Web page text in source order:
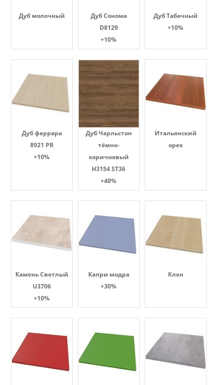
Дуб молочный
Дуб Сонома
D8129
+10%
Дуб Табачный
+10%
Дуб феррара
8921 PR
+10%
Дуб Чарльстон
тёмно-
коричневый
H3154 ST36
+40%
Итальянский
орех
Камень Светлый
U3706
+10%
Капри модра
+30%
Клен